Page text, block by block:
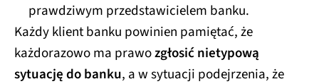
prawdziwym przedstawicielem banku.
Każdy klient banku powinien pamiętać, że
każdorazowo ma prawozgłosić nietypową
sytuację do banku, a w sytuacji podejrzenia, że